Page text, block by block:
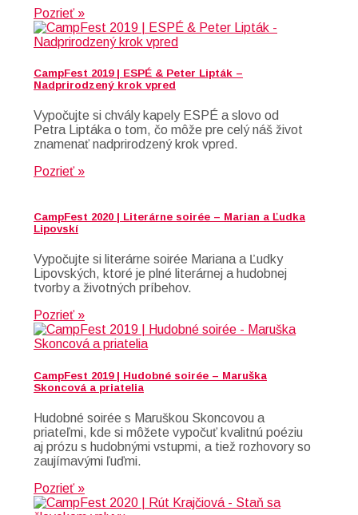
Pozrieť »
CampFest 2019 | ESPÉ & Peter Lipták –
Nadprirodzený krok vpred
Vypočujte si chvály kapely ESPÉ a slovo od
Petra Liptáka o tom, čo môže pre celý náš život
znamenať nadprirodzený krok vpred.
Pozrieť »
CampFest 2020 | Literárne soirée – Marian a Ľudka
Lipovskí
Vypočujte si literárne soirée Mariana a Ľudky
Lipovských, ktoré je plné literárnej a hudobnej
tvorby a životných príbehov.
Pozrieť »
CampFest 2019 | Hudobné soirée – Maruška
Skoncová a priatelia
Hudobné soirée s Maruškou Skoncovou a
priateľmi, kde si môžete vypočuť kvalitnú poéziu
aj prózu s hudobnými vstupmi, a tiež rozhovory so
zaujímavými ľuďmi.
Pozrieť »